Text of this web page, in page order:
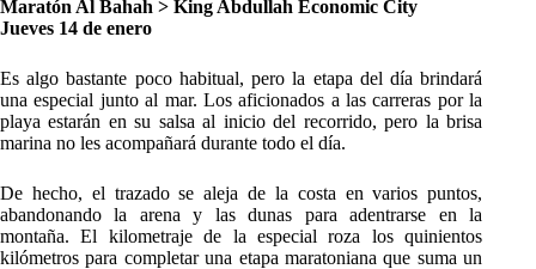
Maratón Al Bahah > King Abdullah Economic City
Jueves 14 de enero
Es algo bastante poco habitual, pero la etapa del día brindará
una especial junto al mar. Los aficionados a las carreras por la
playa estarán en su salsa al inicio del recorrido, pero la brisa
marina no les acompañará durante todo el día.
De hecho, el trazado se aleja de la costa en varios puntos,
abandonando la arena y las dunas para adentrarse en la
montaña. El kilometraje de la especial roza los quinientos
kilómetros para completar una etapa maratoniana que suma un